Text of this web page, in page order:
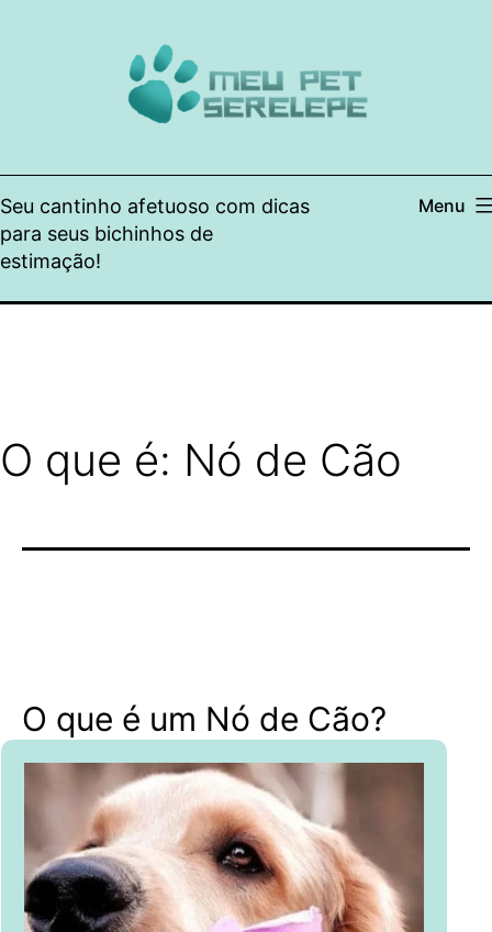
Seu cantinho afetuoso com dicas
para seus bichinhos de
estimação!
Menu
O que é: Nó de Cão
O que é um Nó de Cão?